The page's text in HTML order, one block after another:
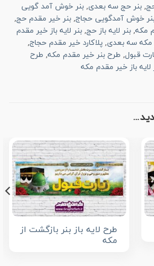
, بنر حج سه بعدی, بنر خوش آمد گویی
خوش آمدگویی حجاج, بنر خیر مقدم حج,
مکه, بنر لایه باز حج, بنر لایه باز خیر مقدم
مکه سه بعدی, پلاکارد خیر مقدم حجاج,
قبول, طرح بنر خیر مقدم مکه, طرح
لایه باز خیر مقدم مکه
طرح لایه باز بنر بازگشت از
مکه